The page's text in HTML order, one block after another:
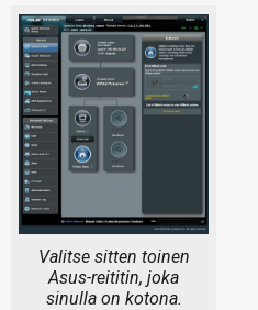
Valitse sitten toinen
Asus-reititin, joka
sinulla on kotona.